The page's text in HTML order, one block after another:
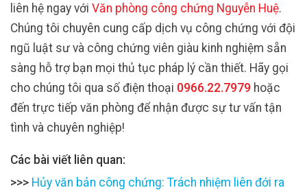
liên hệ ngay với Văn phòng công chứng Nguyễn Huệ.
Chúng tôi chuyên cung cấp dịch vụ công chứng với đội
ngũ luật sư và công chứng viên giàu kinh nghiệm sẵn
sàng hỗ trợ bạn mọi thủ tục pháp lý cần thiết. Hãy gọi
cho chúng tôi qua số điện thoại 0966.22.7979 hoặc
đến trực tiếp văn phòng để nhận được sự tư vấn tận
tình và chuyên nghiệp!
Các bài viết liên quan:
>>> Hủy văn bản công chứng: Trách nhiệm liên đới ra